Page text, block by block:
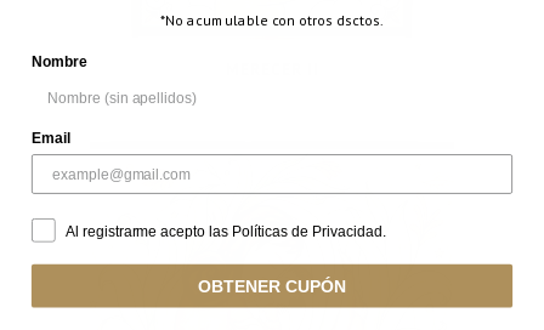
*No acumulable con otros dsctos.
Nombre
Email
Al registrarme acepto las Políticas de Privacidad.
OBTENER CUPÓN